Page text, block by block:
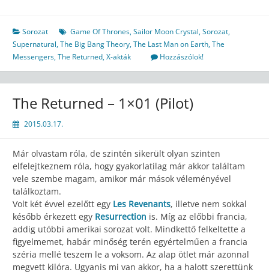
Sorozat Game Of Thrones,Sailor Moon Crystal,Sorozat,
Supernatural,The Big Bang Theory,The Last Man on Earth,The
Messengers,The Returned,X-akták Hozzászólok!
The Returned – 1×01 (Pilot)
2015.03.17.
Már olvastam róla, de szintén sikerült olyan szinten
elfelejtkeznem róla, hogy gyakorlatilag már akkor találtam
vele szembe magam, amikor már mások véleményével
találkoztam.
Volt két évvel ezelőtt egy Les Revenants, illetve nem sokkal
később érkezett egy Resurrection is. Míg az előbbi francia,
addig utóbbi amerikai sorozat volt. Mindkettő felkeltette a
figyelmemet, habár minőség terén egyértelműen a francia
széria mellé teszem le a voksom. Az alap ötlet már azonnal
megvett kilóra. Ugyanis mi van akkor, ha a halott szerettünk